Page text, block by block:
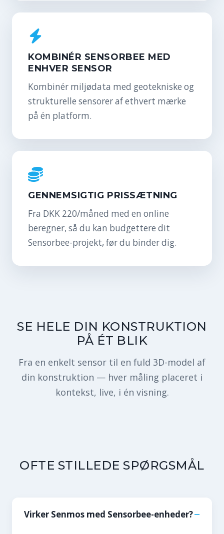
KOMBINÉR SENSORBEE MED
ENHVER SENSOR
Kombinér miljødata med geotekniske og
strukturelle sensorer af ethvert mærke
på én platform.
GENNEMSIGTIG PRISSÆTNING
Fra DKK 220/måned med en online
beregner, så du kan budgettere dit
Sensorbee-projekt, før du binder dig.
SE HELE DIN KONSTRUKTION
PÅ ÉT BLIK
Fra en enkelt sensor til en fuld 3D-model af
din konstruktion — hver måling placeret i
kontekst, live, i én visning.
OFTE STILLEDE SPØRGSMÅL
Virker Senmos med Sensorbee-enheder?